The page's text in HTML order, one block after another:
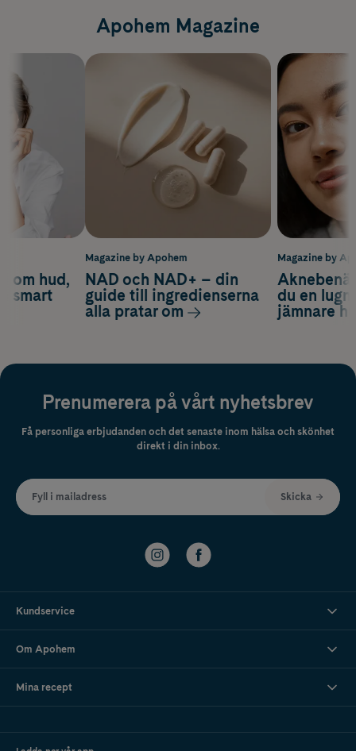
Apohem Magazine
Magazine by
du en
jämnare
om hud,
smart
Magazine by Apohem
NAD och NAD+ – din
guide till ingredienserna
alla pratar om
Prenumerera på vårt nyhetsbrev
Få personliga erbjudanden och det senaste inom hälsa och skönhet
direkt i din inbox.
Fyll i mailadress Skicka
Kundservice
Om Apohem
Mina recept